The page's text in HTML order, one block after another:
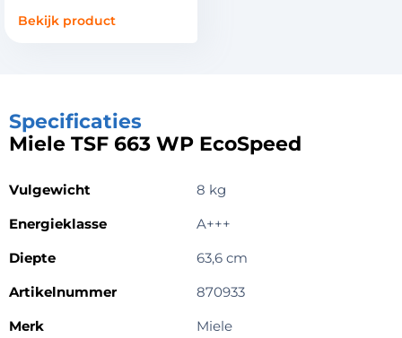
Bekijk product
Specificaties
Miele TSF 663 WP EcoSpeed
Vulgewicht
8 kg
Energieklasse
A+++
Diepte
63,6 cm
Artikelnummer
870933
Merk
Miele